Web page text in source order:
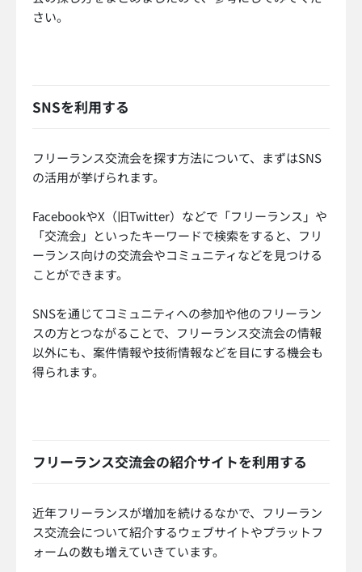
さい。
SNSを利用する
フリーランス交流会を探す方法について、まずはSNS
の活用が挙げられます。
FacebookやX（旧Twitter）などで「フリーランス」や
「交流会」といったキーワードで検索をすると、フリ
ーランス向けの交流会やコミュニティなどを見つける
ことができます。
SNSを通じてコミュニティへの参加や他のフリーラン
スの方とつながることで、フリーランス交流会の情報
以外にも、案件情報や技術情報などを目にする機会も
得られます。
フリーランス交流会の紹介サイトを利用する
近年フリーランスが増加を続けるなかで、フリーラン
ス交流会について紹介するウェブサイトやプラットフ
ォームの数も増えていきています。